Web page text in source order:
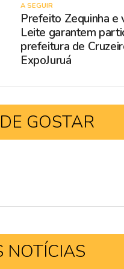
A SEGUIR
Prefeito Zequinha e
Leite garantem
prefeitura de
ExpoJuruá
GOSTAR
NOTÍCIAS